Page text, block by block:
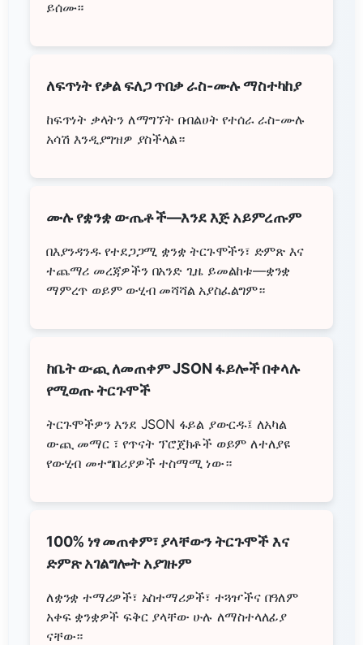
ይሰሙ።
ለፍጥነት የቃል ፍለጋ ጥበቃ ራስ-ሙሉ ማስተካከያ
ከፍጥነት ቃላትን ለማግኘት በብልሀት የተሰራ ራስ-ሙሉ
አሳሽ እንዲያግዝዎ ያስችላል።
ሙሉ የቋንቋ ውጤቶች—እንደ እጅ አይምረጡም
በእያንዳንዱ የተደጋጋሚ ቋንቋ ትርጉሞችን፣ ድምጽ እና
ተጨማሪ መረጃዎችን በአንድ ጊዜ ይመልከቱ—ቋንቋ
ማምረጥ ወይም ውሂብ መሻሻል አያስፈልግም።
ከቤት ውጪ ለመጠቀም JSON ፋይሎች በቀላሉ
የሚወጡ ትርጉሞች
ትርጉሞችዎን እንደ JSON ፋይል ያውርዱ፤ ለአካል
ውጪ መማር ፣ የጥናት ፕሮጀክቶች ወይም ለተለያዩ
የውሂብ መተግበሪያዎች ተስማሚ ነው።
100% ነፃ መጠቀም፣ ያላቸውን ትርጉሞች እና
ድምጽ አገልግሎት አያገዙም
ለቋንቋ ተማሪዎች፣ አስተማሪዎች፣ ተጓዦችና በዓለም
አቀፍ ቋንቋዎች ፍቅር ያላቸው ሁሉ ለማስተላለፊያ
ናቸው።